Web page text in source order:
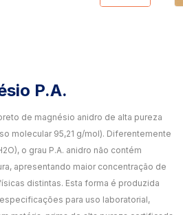
P.A.
de magnésio anidro de alta pureza
molecular 95,21 g/mol). Diferentemente
o grau P.A. anidro não contém
apresentando maior concentração de
distintas. Esta forma é produzida
para uso laboratorial,